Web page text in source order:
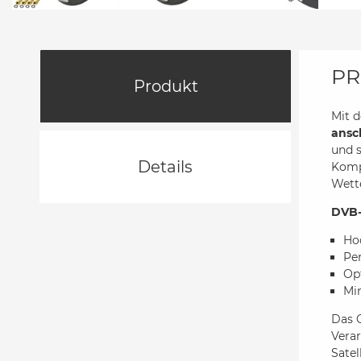
Produkt
Details
Mit
und
Das